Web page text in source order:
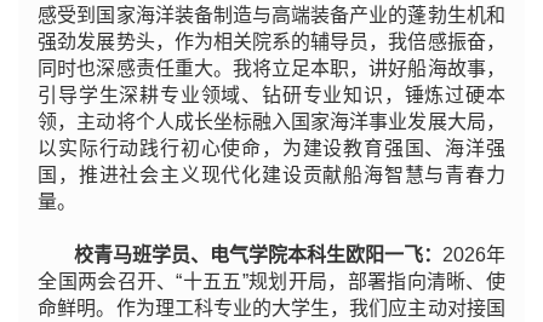
感受到国家海洋装备制造与高端装备产业的蓬勃生机和
强劲发展势头，作为相关院系的辅导员，我倍感振奋，
同时也深感责任重大。我将立足本职，讲好船海故事，
引导学生深耕专业领域、钻研专业知识，锤炼过硬本
领，主动将个人成长坐标融入国家海洋事业发展大局，
以实际行动践行初心使命，为建设教育强国、海洋强
国，推进社会主义现代化建设贡献船海智慧与青春力
量。
校青马班学员、电气学院本科生欧阳一飞： 2026年
全国两会召开、“十五五”规划开局，部署指向清晰、使
命鲜明。作为理工科专业的大学生，我们应主动对接国